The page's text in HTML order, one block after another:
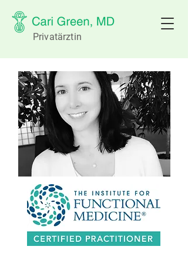
Privatärztin